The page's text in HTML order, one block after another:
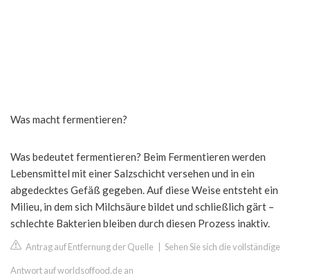
Was macht fermentieren?
Was bedeutet fermentieren? Beim Fermentieren werden
Lebensmittel mit einer Salzschicht versehen und in ein
abgedecktes Gefäß gegeben. Auf diese Weise entsteht ein
Milieu, in dem sich Milchsäure bildet und schließlich gärt –
schlechte Bakterien bleiben durch diesen Prozess inaktiv.
Antrag auf Entfernung der Quelle Sehen Sie sich die vollständige
Antwort auf worldsoffood.de an